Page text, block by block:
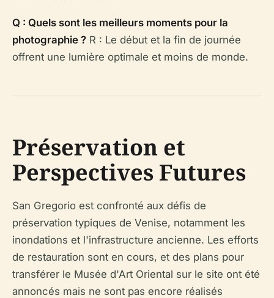
Q : Quels sont les meilleurs moments pour la
photographie ? R : Le début et la fin de journée
offrent une lumière optimale et moins de monde.
Préservation et
Perspectives Futures
San Gregorio est confronté aux défis de
préservation typiques de Venise, notamment les
inondations et l'infrastructure ancienne. Les efforts
de restauration sont en cours, et des plans pour
transférer le Musée d'Art Oriental sur le site ont été
annoncés mais ne sont pas encore réalisés